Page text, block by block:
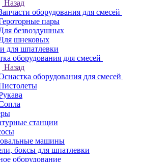
Назад
оборудования для смесей
пары
безвоздушных
шнековых
для шпатлевки
оборудования для смесей
Назад
оборудования для смесей
станции
машины
боксы для шпатлевки
оборудование